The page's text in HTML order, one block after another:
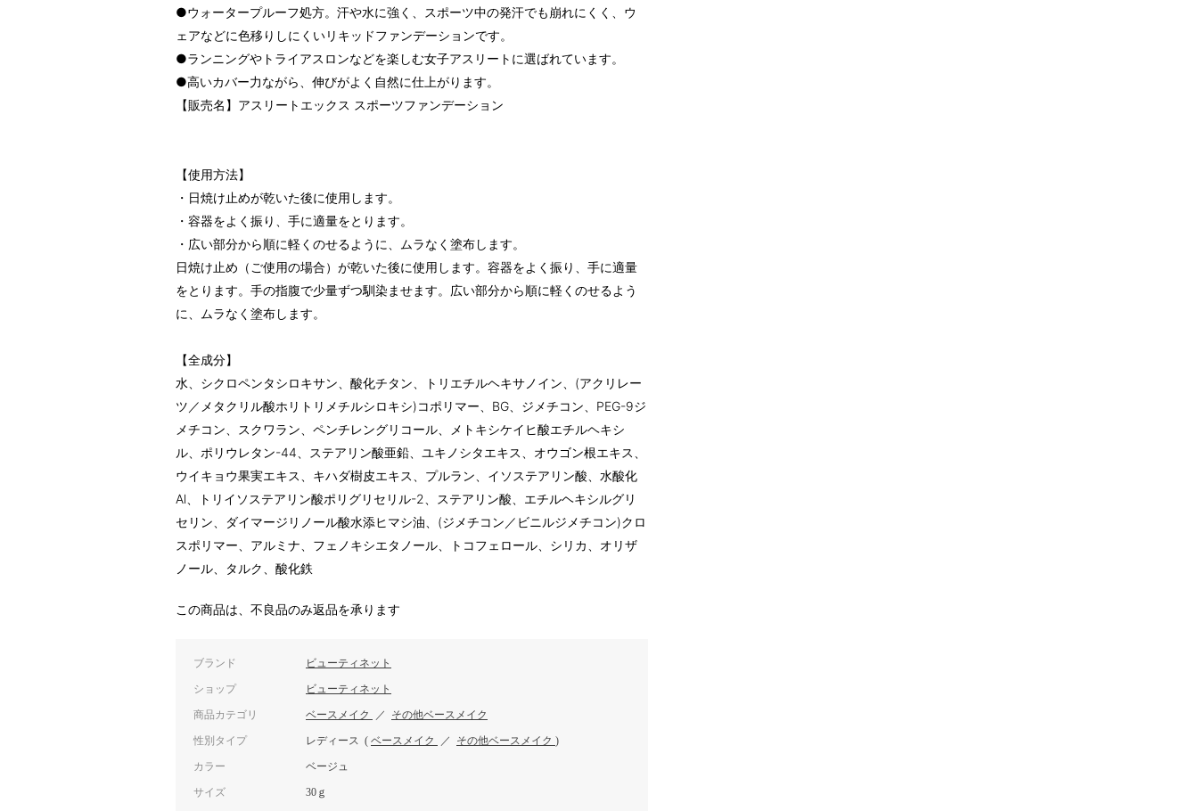
●ウォータープルーフ処方。汗や水に強く、スポーツ中の発汗でも崩れにくく、ウ
ェアなどに色移りしにくいリキッドファンデーションです。
●ランニングやトライアスロンなどを楽しむ女子アスリートに選ばれています。
●高いカバー力ながら、伸びがよく自然に仕上がります。
【販売名】アスリートエックス スポーツファンデーション
【使用方法】
・日焼け止めが乾いた後に使用します。
・容器をよく振り、手に適量をとります。
・広い部分から順に軽くのせるように、ムラなく塗布します。
日焼け止め（ご使用の場合）が乾いた後に使用します。容器をよく振り、手に適量
をとります。手の指腹で少量ずつ馴染ませます。広い部分から順に軽くのせるよう
に、ムラなく塗布します。
【全成分】
水、シクロペンタシロキサン、酸化チタン、トリエチルヘキサノイン、(アクリレー
ツ／メタクリル酸ホリトリメチルシロキシ)コポリマー、BG、ジメチコン、PEG-9ジ
メチコン、スクワラン、ペンチレングリコール、メトキシケイヒ酸エチルヘキシ
ル、ポリウレタン-44、ステアリン酸亜鉛、ユキノシタエキス、オウゴン根エキス、
ウイキョウ果実エキス、キハダ樹皮エキス、プルラン、イソステアリン酸、水酸化
Al、トリイソステアリン酸ポリグリセリル-2、ステアリン酸、エチルヘキシルグリ
セリン、ダイマージリノール酸水添ヒマシ油、(ジメチコン／ビニルジメチコン)クロ
スポリマー、アルミナ、フェノキシエタノール、トコフェロール、シリカ、オリザ
ノール、タルク、酸化鉄
この商品は、不良品のみ返品を承ります
ブランド ビューティネット
ショップ ビューティネット
商品カテゴリ ベースメイク ／ その他ベースメイク
性別タイプ レディース ( ベースメイク ／ その他ベースメイク )
カラー ベージュ
サイズ 30ｇ